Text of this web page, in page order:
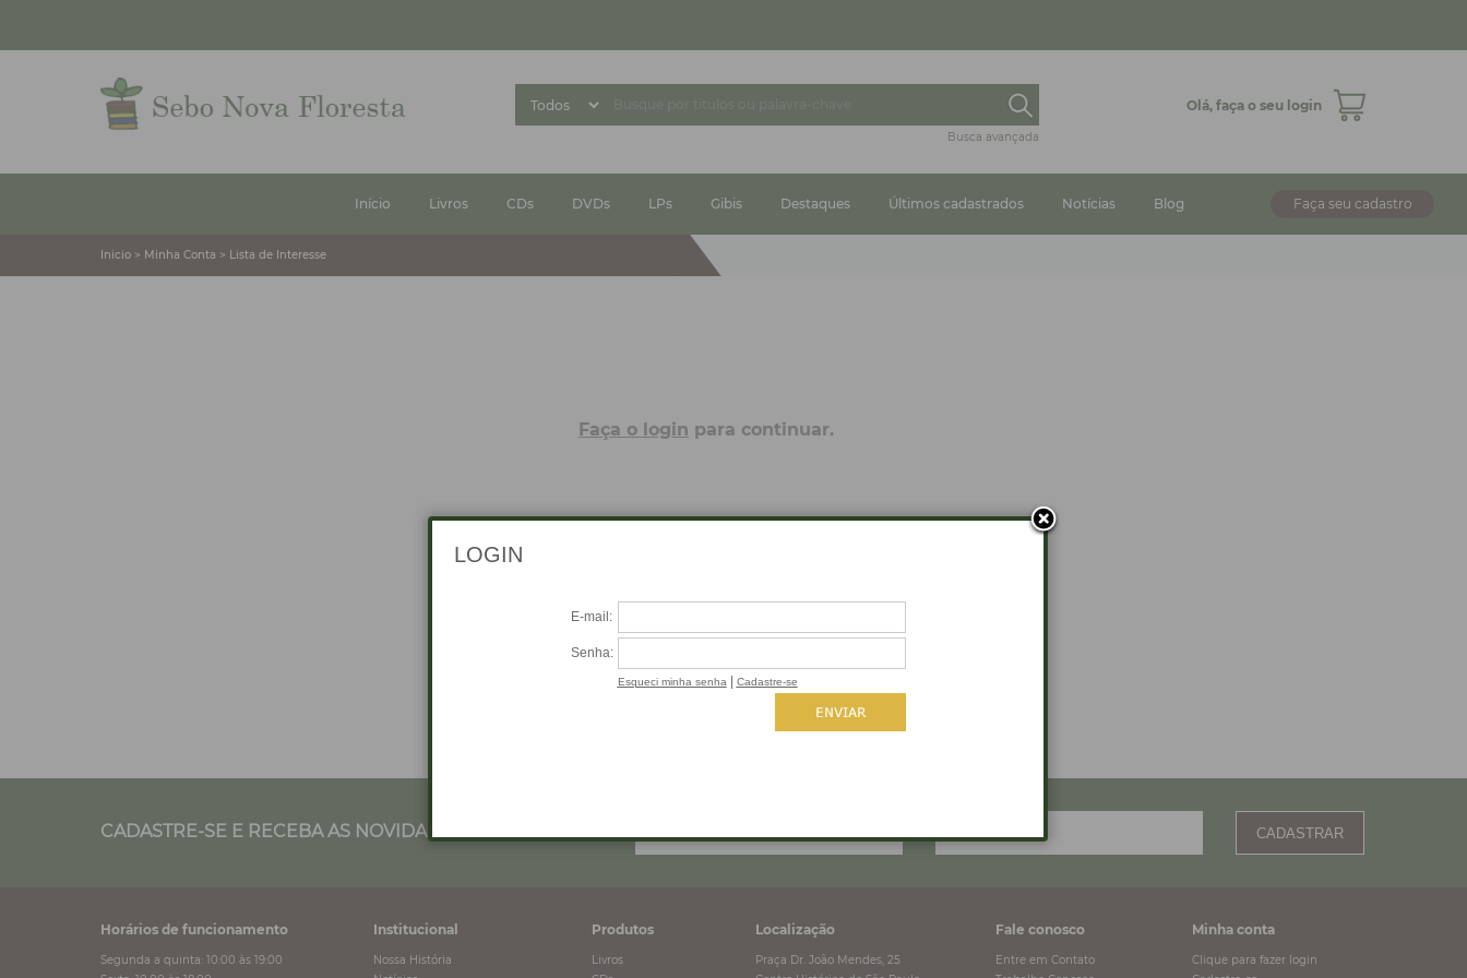
Busca avançada
Olá, faça o seu login
Faça seu cadastro
Início Livros CDs DVDs LPs Gibis Destaques Últimos cadastrados Notícias Blog
Inicio > Minha Conta > Lista de Interesse
Faça o login para continuar.
CADASTRE-SE E RECEBA AS NOVIDADES NO SEU E-MAIL CADASTRAR
Horários de funcionamento
Segunda a quinta: 10:00 às 19:00
Institucional
Nossa História
Produtos
Livros
Localização
Praça Dr. João Mendes, 25
Fale conosco
Entre em Contato
Minha conta
Clique para fazer login